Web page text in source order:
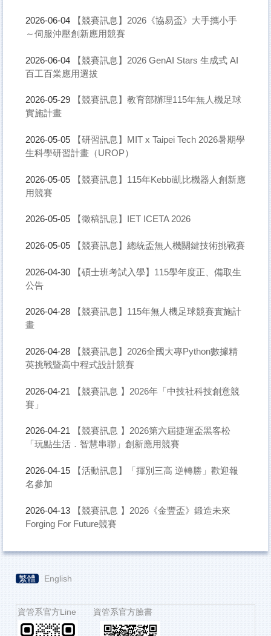
2026-06-04
【競賽訊息】2026《協易盃》大手攜小手
～伺服沖壓創新應用競賽
2026-06-04
【競賽訊息】2026 GenAI Stars 生成式 AI
百工百業應用選拔
2026-05-29
【競賽訊息】教育部辦理115年無人機足球
實施計畫
2026-05-05
【研習訊息】MIT x Taipei Tech 2026暑期學
生科學研習計畫（UROP）
2026-05-05
【競賽訊息】115年Kebbi凱比機器人創新應
用競賽
2026-05-05 【徵稿訊息】IET ICETA 2026
2026-05-05 【競賽訊息】總統盃無人機關鍵技術挑戰賽
2026-04-30
【碩士班考試入學】115學年度正、備取生
公告
2026-04-28
【競賽訊息】115年無人機足球競賽實施計
畫
2026-04-28
【競賽訊息】2026全國大專Python數據精
英挑戰暨高中程式設計競賽
2026-04-21
【競賽訊息 】2026年「中技社科技創意競
賽」
2026-04-21
【競賽訊息 】2026第六屆捷運盃黑客松
「玩點生活．智慧串聯」創新應用競賽
2026-04-15
【活動訊息】「揮別三高 逆轉勝」歡迎報
名參加
2026-04-13
【競賽訊息 】2026《金豐盃》鍛造未來
Forging For Future競賽
繁體 English
資管系官方Line 資管系官方臉書